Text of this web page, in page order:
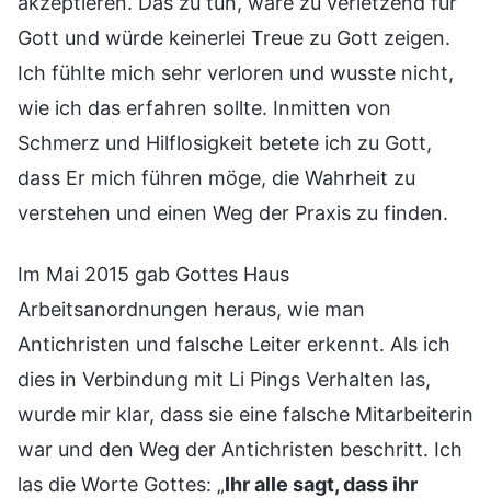
Gott und würde keinerlei Treue zu Gott zeigen.
Ich fühlte mich sehr verloren und wusste nicht,
wie ich das erfahren sollte. Inmitten von
Schmerz und Hilflosigkeit betete ich zu Gott,
dass Er mich führen möge, die Wahrheit zu
verstehen und einen Weg der Praxis zu finden.
Im Mai 2015 gab Gottes Haus
Arbeitsanordnungen heraus, wie man
Antichristen und falsche Leiter erkennt. Als ich
dies in Verbindung mit Li Pings Verhalten las,
wurde mir klar, dass sie eine falsche Mitarbeiterin
war und den Weg der Antichristen beschritt. Ich
las die Worte Gottes: „Ihr alle sagt, dass ihr